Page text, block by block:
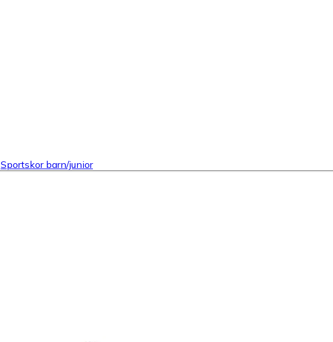
Sportskor barn/junior